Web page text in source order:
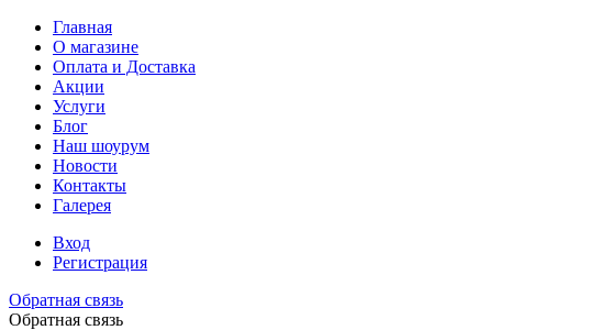
Главная
О магазине
Оплата и Доставка
Акции
Услуги
Блог
Наш шоурум
Новости
Контакты
Галерея
Вход
Регистрация
Обратная связь
Обратная связь